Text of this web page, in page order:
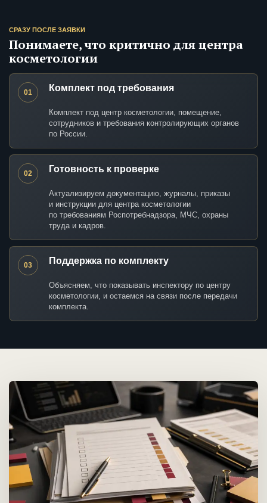
СРАЗУ ПОСЛЕ ЗАЯВКИ
Понимаете, что критично для центра
косметологии
01 Комплект под требования
Комплект под центр косметологии, помещение,
сотрудников и требования контролирующих органов
по России.
02 Готовность к проверке
Актуализируем документацию, журналы, приказы
и инструкции для центра косметологии
по требованиям Роспотребнадзора, МЧС, охраны
труда и кадров.
03 Поддержка по комплекту
Объясняем, что показывать инспектору по центру
косметологии, и остаемся на связи после передачи
комплекта.